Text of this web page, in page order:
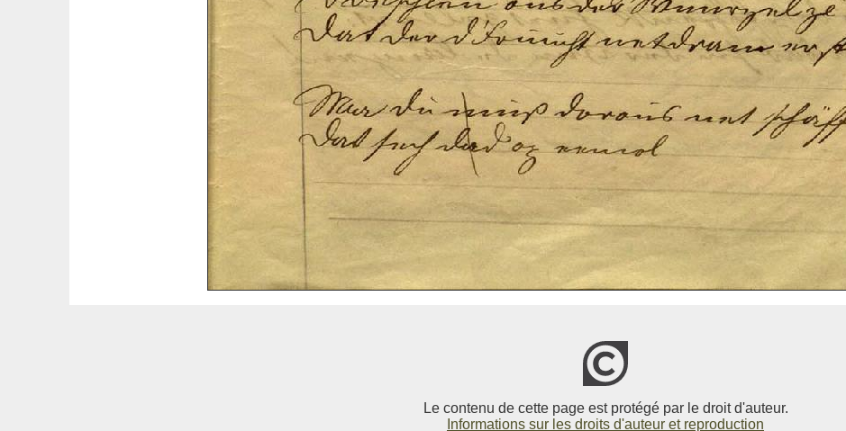
Le contenu de cette page est protégé par le droit d'auteur.
Informations sur les droits d'auteur et reproduction